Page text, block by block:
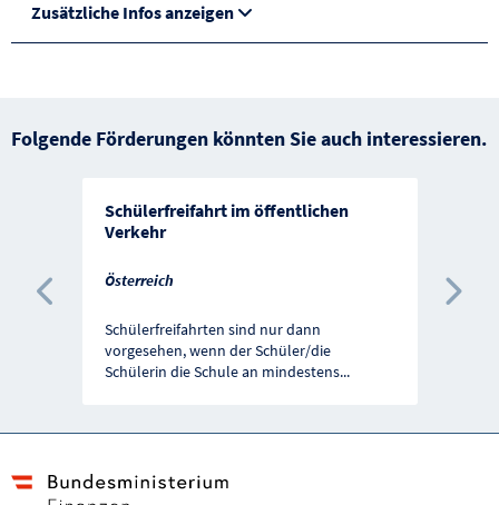
Zusätzliche Infos anzeigen
Folgende Förderungen könnten Sie auch interessieren.
Schülerfreifahrt im öffentlichen
Verkehr
Österreich
Schülerfreifahrten sind nur dann
vorgesehen, wenn der Schüler/die
Schülerin die Schule an mindestens...
Vorherige Förderung